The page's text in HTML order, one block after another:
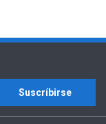
Suscríbirse